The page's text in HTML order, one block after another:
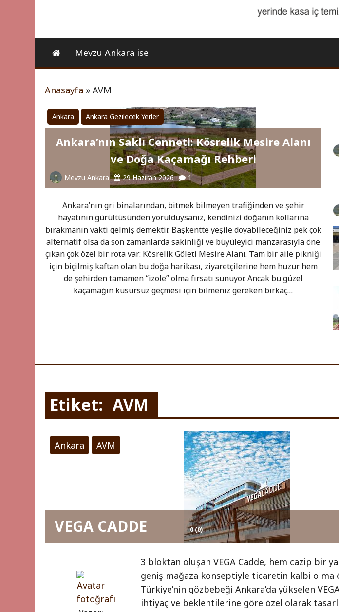
Mevzu Ankara ise
Anasayfa » AVM
Ankara Ankara Gezilecek Yerler
Ankara’nın Saklı Cenneti: Kösrelik Mesire Alanı
ve Doğa Kaçamağı Rehberi
Mevzu Ankara 29 Haziran 2026 1
Ankara’nın gri binalarından, bitmek bilmeyen trafiğinden ve şehir
hayatının gürültüsünden yorulduysanız, kendinizi doğanın kollarına
bırakmanın vakti gelmiş demektir. Başkentte yeşile doyabileceğiniz pek çok
alternatif olsa da son zamanlarda sakinliği ve büyüleyici manzarasıyla öne
çıkan çok özel bir rota var: Kösrelik Göleti Mesire Alanı. Tam bir aile pikniği
için biçilmiş kaftan olan bu doğa harikası, ziyaretçilerine hem huzur hem
de şehirden tamamen “izole” olma fırsatı sunuyor. Ancak bu güzel
kaçamağın kusursuz geçmesi için bilmeniz gereken birkaç…
Etiket: AVM
Ankara AVM
VEGA CADDE 0 (0)
3 bloktan oluşan VEGA Cadde, hem cazip bir
geniş mağaza konseptiyle ticaretin kalbi olma
Türkiye’nin gözbebeği Ankara’da yükselen
ihtiyaç ve beklentilerine göre özel olarak